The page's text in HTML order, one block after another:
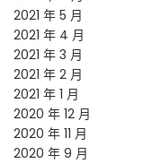
2021 年 5 月
2021 年 4 月
2021 年 3 月
2021 年 2 月
2021 年 1 月
2020 年 12 月
2020 年 11 月
2020 年 9 月